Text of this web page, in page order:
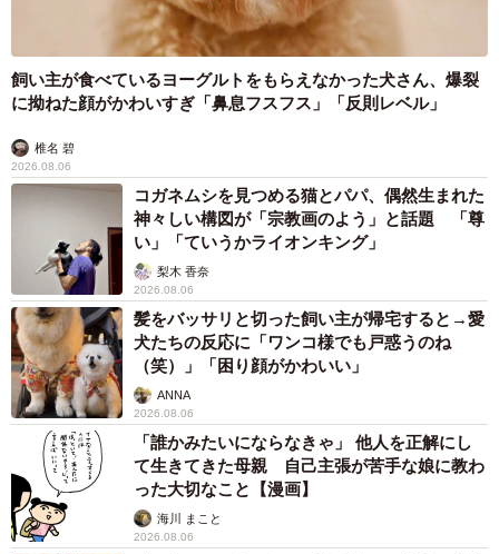
飼い主が食べているヨーグルトをもらえなかった犬さん、爆裂
に拗ねた顔がかわいすぎ「鼻息フスフス」「反則レベル」
椎名 碧
2026.08.06
コガネムシを見つめる猫とパパ、偶然生まれた
神々しい構図が「宗教画のよう」と話題 「尊
い」「ていうかライオンキング」
梨木 香奈
2026.08.06
髪をバッサリと切った飼い主が帰宅すると→愛
犬たちの反応に「ワンコ様でも戸惑うのね
（笑）」「困り顔がかわいい」
ANNA
2026.08.06
「誰かみたいにならなきゃ」 他人を正解にし
て生きてきた母親 自己主張が苦手な娘に教わ
った大切なこと【漫画】
海川 まこと
2026.08.06